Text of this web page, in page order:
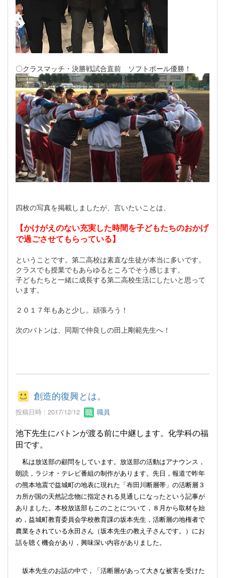
〇クラスマッチ・決勝戦試合直前 ソフトボール優勝！
四枚の写真を掲載しましたが、言いたいことは、
【かけがえのない充実した時間を子どもたちのおかげ
で過ごさせてもらっている】
ということです。第二高校は素直な生徒が本当に多いです。
クラスでも授業でもあらゆるところでそう感じます。
子どもたちと一緒に成長する第二高校生活にしたいと思って
います。
２０１７年もあと少し。頑張ろう！
次のバトンは、同期で仲良しの田上剛範先生へ！
創造的復興とは。
投稿日時 : 2017/12/12 職員
池下先生にバトンが渡る前に中継します。化学科の福
田です。
私は放送部の顧問をしています。放送部の活動はアナウンス，
朗読，ラジオ・テレビ番組の制作があります。先日，報道で昨年
の熊本地震で益城町の地表に現れた「布田川断層帯」の活断層３
カ所が国の天然記念物に指定される見通しになったという記事が
ありました。本校放送部もこのことについて，８月から取材を始
め，益城町教育委員会学校教育課の坂本先生，活断層の地権者で
農業をされている永田さん（坂本先生の教え子さんです。）にお
話を聴く機会があり，興味深い内容がありました。
坂本先生のお話の中で，「活断層があって大きな被害を受けた